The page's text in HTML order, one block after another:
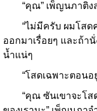
“คุณ” เพ็ญนภาติง
“ไม่มีครับ ผมโสดค
ออกมาเรื่อยๆ และถ้า
น้ำแน่ๆ
“โสดเฉพาะตอนอยู่
“คุณ ซันเขาจะโสด